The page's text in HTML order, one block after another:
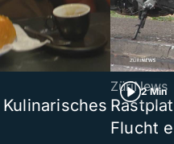
2 Min
ZüriNews
Flucht